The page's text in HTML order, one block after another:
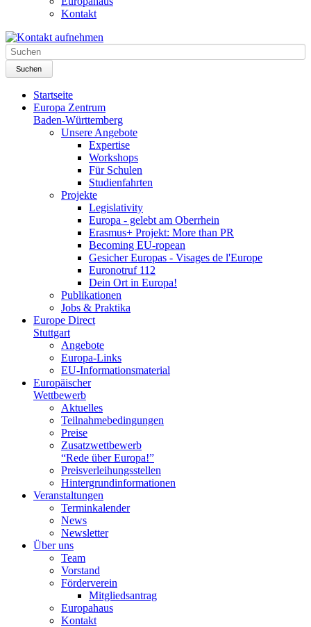
Kontakt
Suchen
Startseite
Europa Zentrum
Baden-Württemberg
Unsere Angebote
Expertise
Workshops
Für Schulen
Studienfahrten
Projekte
Legislativity
Europa - gelebt am Oberrhein
Erasmus+ Projekt: More than PR
Becoming EU-ropean
Gesicher Europas - Visages de l'Europe
Euronotruf 112
Dein Ort in Europa!
Publikationen
Jobs & Praktika
Europe Direct
Stuttgart
Angebote
Europa-Links
EU-Informationsmaterial
Europäischer
Wettbewerb
Aktuelles
Teilnahme­bedingungen
Preise
Zusatzwettbewerb
“Rede über Europa!”
Preisverleihungsstellen
Hintergrundinformationen
Veranstaltungen
Terminkalender
News
Newsletter
Über uns
Team
Vorstand
Förderverein
Mitgliedsantrag
Europahaus
Kontakt